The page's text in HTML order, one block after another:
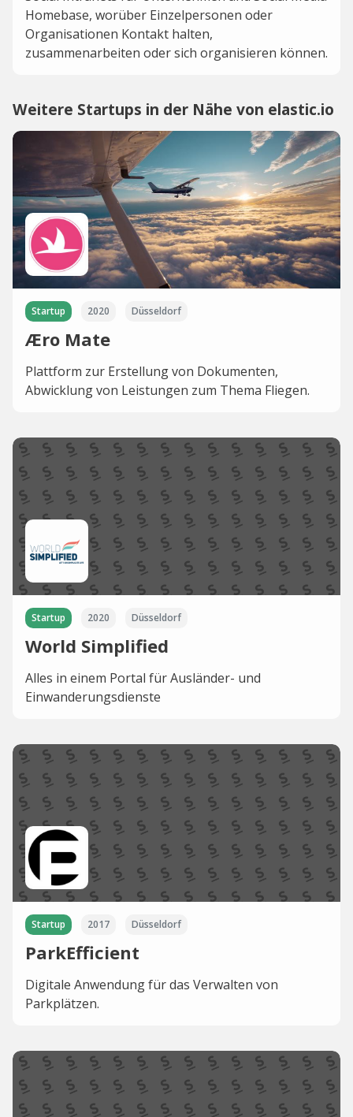
Homebase, worüber Einzelpersonen oder
Organisationen Kontakt halten,
zusammenarbeiten oder sich organisieren können.
Weitere Startups in der Nähe von elastic.io
Startup 2020 Düsseldorf
Æro Mate
Plattform zur Erstellung von Dokumenten,
Abwicklung von Leistungen zum Thema Fliegen.
Startup 2020 Düsseldorf
World Simplified
Alles in einem Portal für Ausländer- und
Einwanderungsdienste
Startup 2017 Düsseldorf
ParkEfficient
Digitale Anwendung für das Verwalten von
Parkplätzen.